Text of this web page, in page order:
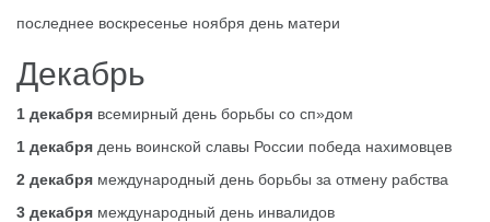
последнее воскресенье ноября день матери
Декабрь
1 декабря всемирный день борьбы со сп»дом
1 декабря день воинской славы России победа нахимовцев
2 декабря международный день борьбы за отмену рабства
3 декабря международный день инвалидов